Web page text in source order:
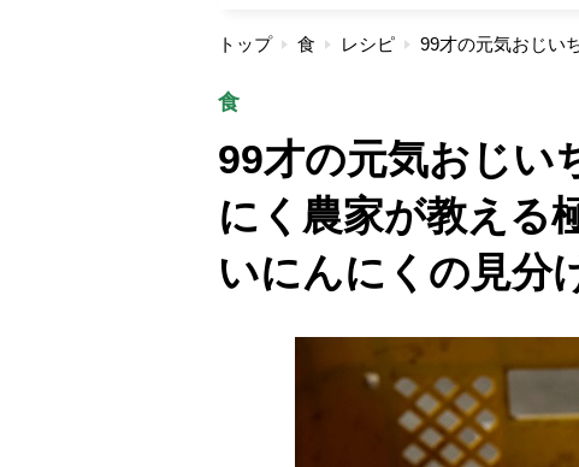
トップ 食 レシピ
食
99才の元気おじい
にく農家が教える
いにんにくの見分